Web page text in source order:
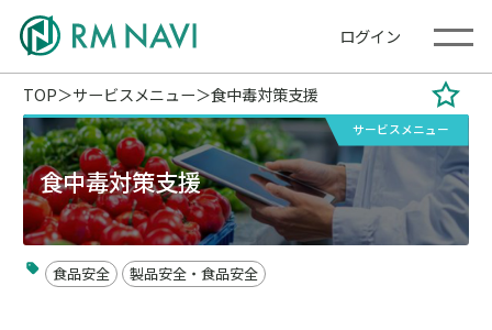
ログイン
TOP サービスメニュー 食中毒対策支援
サービスメニュー
食中毒対策支援
食品安全 製品安全・食品安全